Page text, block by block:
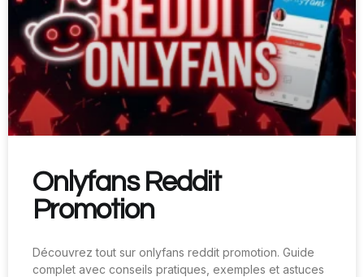
Onlyfans Reddit
Promotion
Découvrez tout sur onlyfans reddit promotion. Guide
complet avec conseils pratiques, exemples et astuces